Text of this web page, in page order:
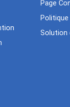
Page
Solution